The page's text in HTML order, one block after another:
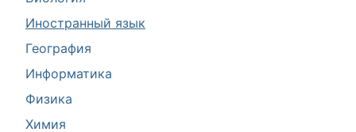
Иностранный язык
География
Информатика
Физика
Химия